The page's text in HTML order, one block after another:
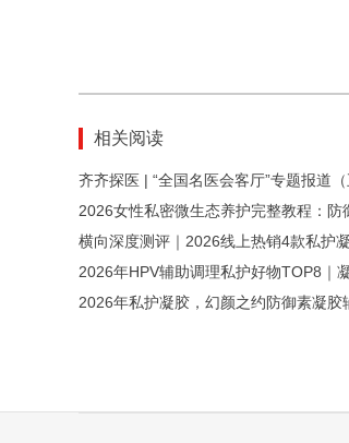
相关阅读
横向深度测评｜2026线上热销4款私护